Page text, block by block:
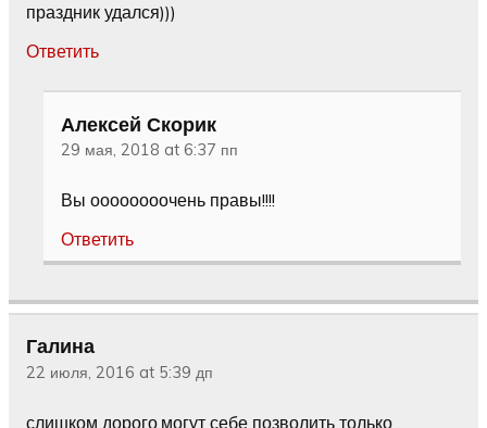
праздник удался)))
Ответить
Алексей Скорик
29 мая, 2018 at 6:37 пп
Вы оооооооочень правы!!!!
Ответить
Галина
22 июля, 2016 at 5:39 дп
слишком дорого,могут себе позволить только